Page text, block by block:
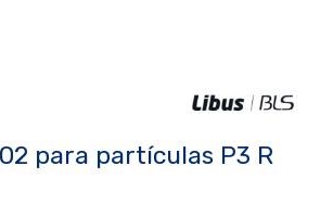
para partículas P3 R